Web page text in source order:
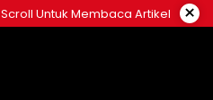
Scroll Untuk Membaca Artikel ×